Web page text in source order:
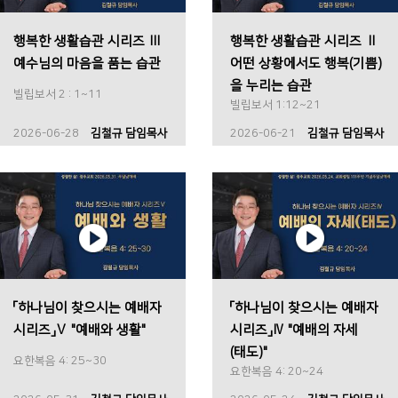
행복한 생활습관 시리즈 Ⅲ
예수님의 마음을 품는 습관
빌립보서 2 : 1~11
2026-06-28 김철규 담임목사
행복한 생활습관 시리즈 Ⅱ
어떤 상황에서도 행복(기쁨)
을 누리는 습관
빌립보서 1:12~21
2026-06-21 김철규 담임목사
「하나님이 찾으시는 예배자
시리즈」Ⅴ "예배와 생활"
요한복음 4: 25~30
「하나님이 찾으시는 예배자
시리즈」Ⅳ "예배의 자세
(태도)"
요한복음 4: 20~24